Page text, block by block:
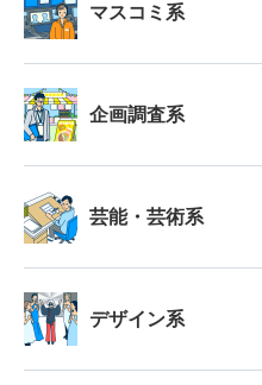
マスコミ系
企画調査系
芸能・芸術系
デザイン系